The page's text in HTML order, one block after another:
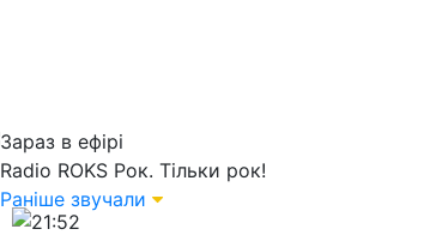
Зараз в ефірі
Radio ROKS Рок. Тільки рок!
Раніше звучали
21:52